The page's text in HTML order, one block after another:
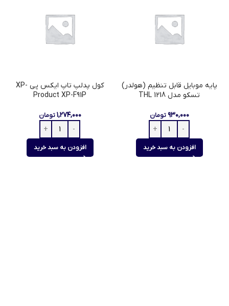
پایه موبایل قابل تنظیم (هولدر)
تسکو مدل THL 1218
۹۳۰,۰۰۰ تومان
افزودن به سبد خرید
کول پدلپ تاپ ایکس پی XP-
Product XP-F91P
۱,۲۷۴,۰۰۰ تومان
افزودن به سبد خرید